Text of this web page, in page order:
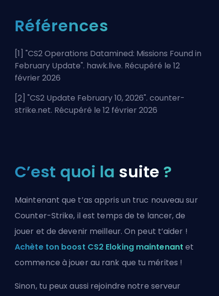
Références
[1] "CS2 Operations Datamined: Missions Found in
February Update". hawk.live. Récupéré le 12
février 2026
[2] "CS2 Update February 10, 2026". counter-
strike.net. Récupéré le 12 février 2026
C’est quoi la suite ?
Maintenant que t’as appris un truc nouveau sur
Counter-Strike, il est temps de te lancer, de
jouer et de devenir meilleur. On peut t’aider !
Achète ton boost CS2 Eloking maintenant et
commence à jouer au rank que tu mérites !
Sinon, tu peux aussi rejoindre notre serveur